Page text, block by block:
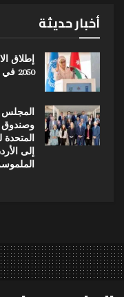
أخبار حديثة
2050 في الحديقة النباتية الملكية
المجلس
وصندوق
المتحدة
إلى